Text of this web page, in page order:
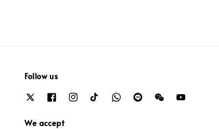
Follow us
We accept